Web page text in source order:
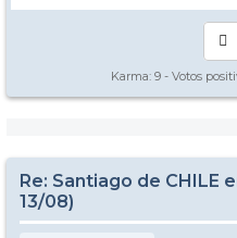
Karma: 9 - Votos
Re: Santiago de CHILE
13/08)